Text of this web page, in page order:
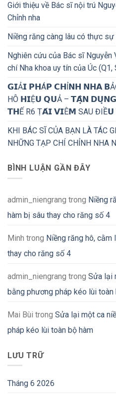
Giới thiệu về Bác sĩ nội trú
Chỉnh nha
Niềng răng càng lâu có thực
Nghiên cứu của Bác sĩ
chí Nha khoa uy tín của Úc (Q1,
𝗚𝗜Ả𝗜 𝗣𝗛Á𝗣 𝗖𝗛Ỉ𝗡𝗛 𝗡𝗛𝗔
HÔ 𝗛𝗜Ệ𝗨 𝗤𝗨Ả – 𝗧𝗔̣̂𝗡
𝗧𝗛Ế R6 Ṭ𝗔́𝗜 𝗩𝗜Ê𝗠 SAU
KHI BÁC SĨ CỦA BẠN LÀ TÁC
NHỮNG TẠP CHÍ CHỈNH NHA
BÌNH LUẬN GẦN ĐÂY
admin_niengrang trong Niềng
hàm bị sâu thay cho răng số 4
Minh trong Niềng răng hô, cằm
thay cho răng số 4
admin_niengrang trong Sửa lại
bằng phương pháp kéo lùi toàn
Mai Bùi trong Sửa lại một ca
pháp kéo lùi toàn bộ hàm
LƯU TRỮ
Tháng 6 2026